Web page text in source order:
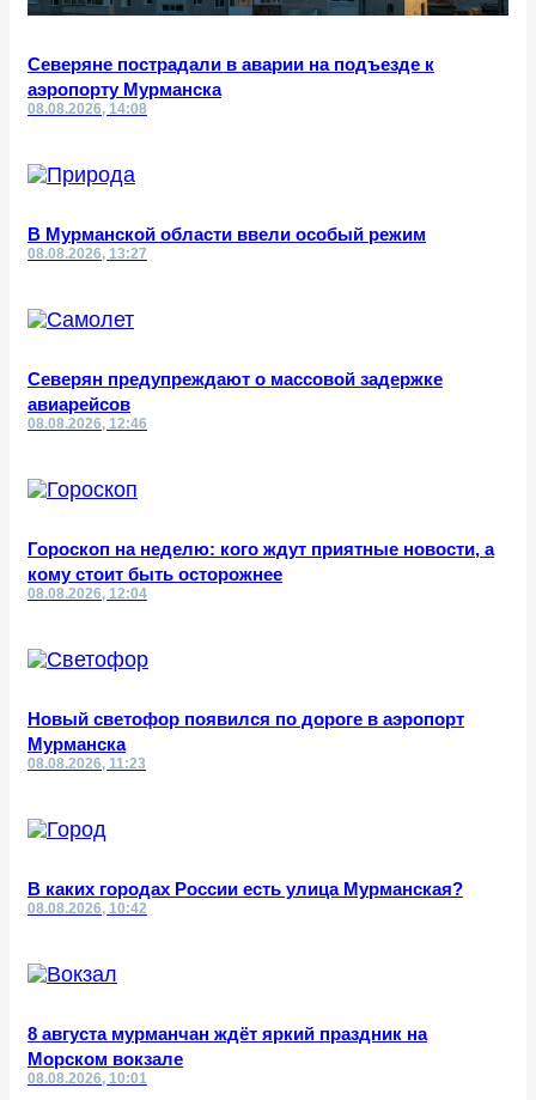
Северяне пострадали в аварии на подъезде к
аэропорту Мурманска
08.08.2026, 14:08
В Мурманской области ввели особый режим
08.08.2026, 13:27
Северян предупреждают о массовой задержке
авиарейсов
08.08.2026, 12:46
Гороскоп на неделю: кого ждут приятные новости, а
кому стоит быть осторожнее
08.08.2026, 12:04
Новый светофор появился по дороге в аэропорт
Мурманска
08.08.2026, 11:23
В каких городах России есть улица Мурманская?
08.08.2026, 10:42
8 августа мурманчан ждёт яркий праздник на
Морском вокзале
08.08.2026, 10:01